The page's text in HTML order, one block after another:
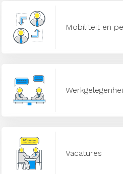
Mobiliteit en
Vacatures